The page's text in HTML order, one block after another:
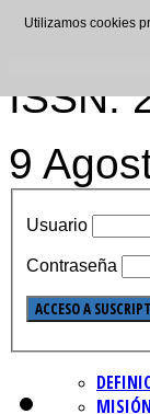
ISSN:
9
Usuario
Contraseña
Utilizamos cookies